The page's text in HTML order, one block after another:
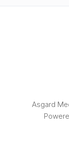
Asgard